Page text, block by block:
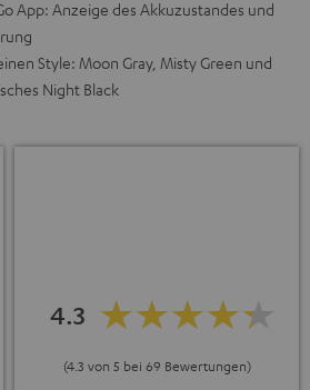
App: Anzeige des Akkuzustandes und
Style: Moon Gray, Misty Green und
Night Black
4.3
(4.3 von 5 bei 69 Bewertungen)